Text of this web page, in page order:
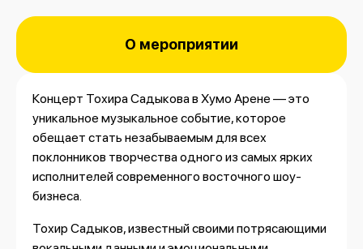
О мероприятии
Концерт Тохира Садыкова в Хумо Арене — это
уникальное музыкальное событие, которое
обещает стать незабываемым для всех
поклонников творчества одного из самых ярких
исполнителей современного восточного шоу-
бизнеса.
Тохир Садыков, известный своими потрясающими